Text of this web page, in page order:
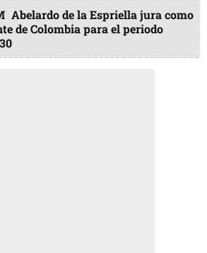
Abelardo de la Espriella jura como
de Colombia para el periodo